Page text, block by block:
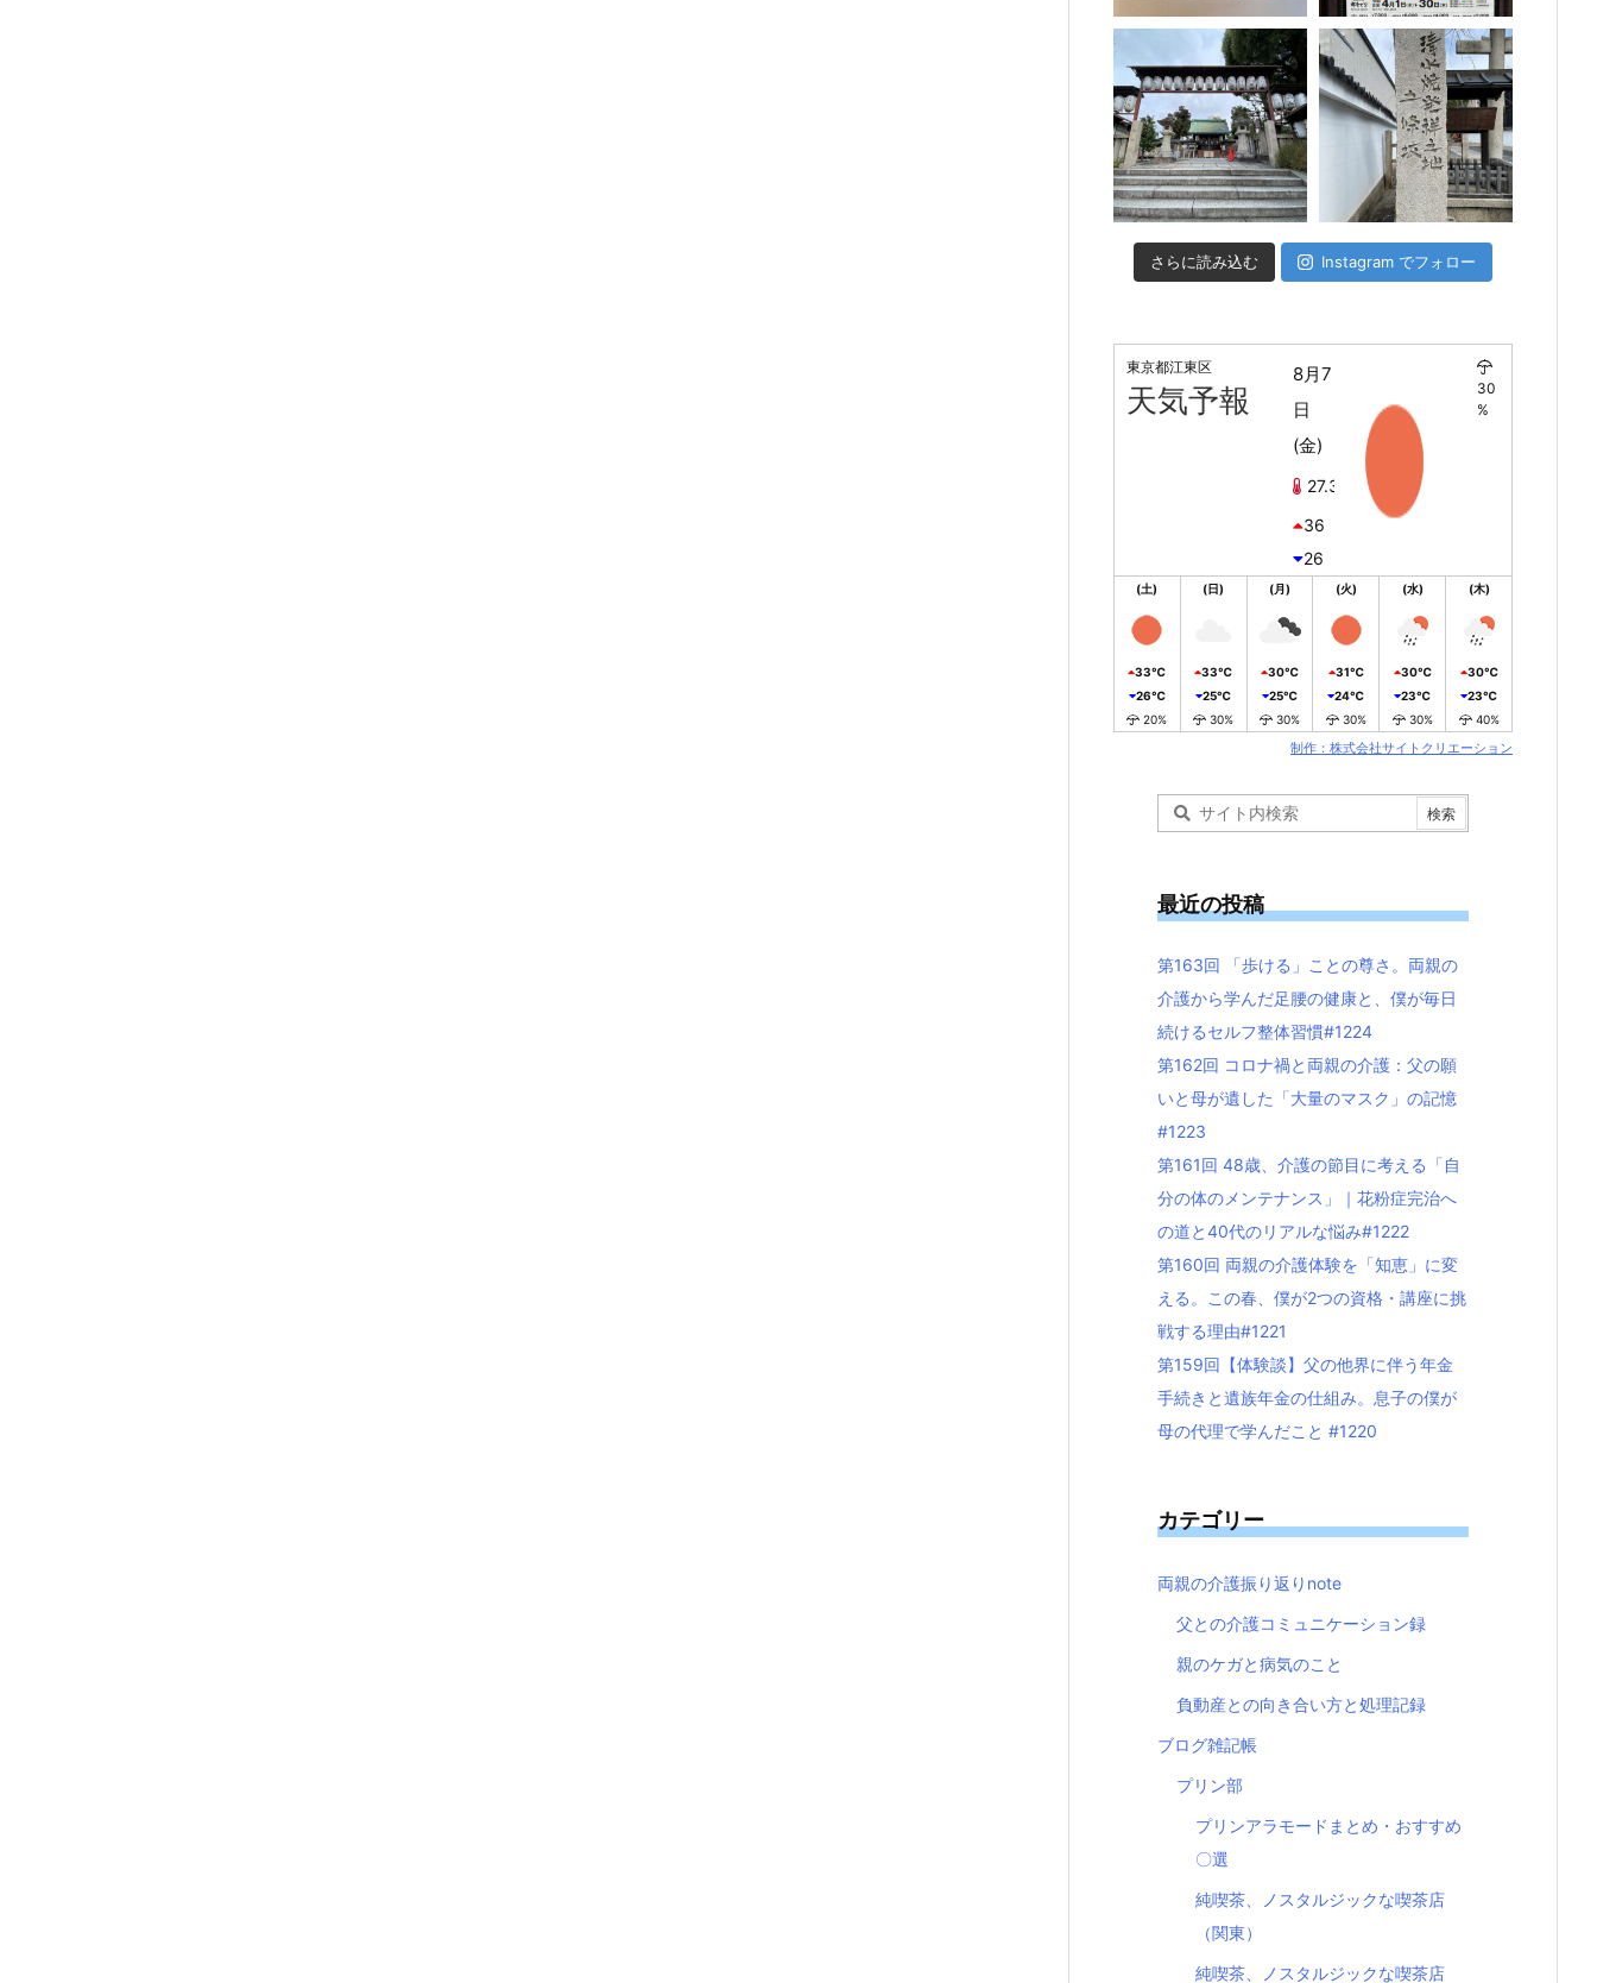
さらに読み込む Instagram でフォロー
東京都江東区
天気予報
8月7
日
(金)
27.3℃
36
26
30
%
(土)
33℃
26℃
20%
(日)
33℃
25℃
30%
(月)
30℃
25℃
30%
(火)
31℃
24℃
30%
(水)
30℃
23℃
30%
(木)
30℃
23℃
40%
制作：株式会社サイトクリエーション
最近の投稿
第163回 「歩ける」ことの尊さ。両親の
介護から学んだ足腰の健康と、僕が毎日
続けるセルフ整体習慣#1224
第162回 コロナ禍と両親の介護：父の願
いと母が遺した「大量のマスク」の記憶
#1223
第161回 48歳、介護の節目に考える「自
分の体のメンテナンス」｜花粉症完治へ
の道と40代のリアルな悩み#1222
第160回 両親の介護体験を「知恵」に変
える。この春、僕が2つの資格・講座に挑
戦する理由#1221
第159回【体験談】父の他界に伴う年金
手続きと遺族年金の仕組み。息子の僕が
母の代理で学んだこと #1220
カテゴリー
両親の介護振り返りnote
父との介護コミュニケーション録
親のケガと病気のこと
負動産との向き合い方と処理記録
ブログ雑記帳
プリン部
プリンアラモードまとめ・おすすめ
〇選
純喫茶、ノスタルジックな喫茶店
（関東）
純喫茶、ノスタルジックな喫茶店